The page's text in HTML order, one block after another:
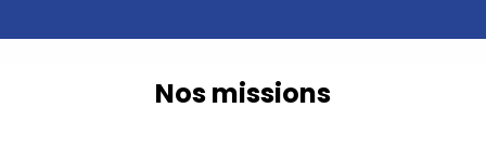
Nos missions